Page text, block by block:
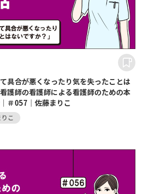
具合が悪くなったり気を失ったことは
護師の看護師による看護師のための本
＃057｜佐藤まりこ
こ